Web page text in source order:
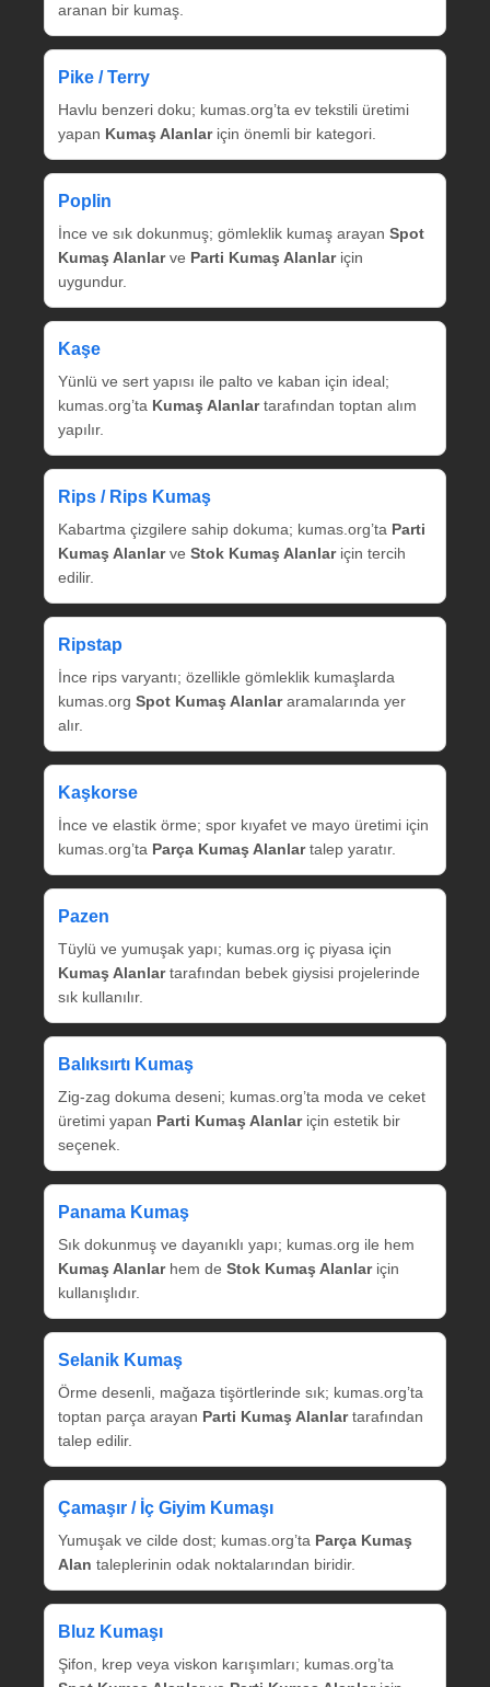
aranan bir kumaş.
Pike / Terry
Havlu benzeri doku; kumas.org’ta ev tekstili üretimi
yapan Kumaş Alanlariçin önemli bir kategori.
Poplin
İnce ve sık dokunmuş; gömleklik kumaş arayan Spot
Kumaş Alanlarve Parti Kumaş Alanlariçin
uygundur.
Kaşe
Yünlü ve sert yapısı ile palto ve kaban için ideal;
kumas.org’ta Kumaş Alanlartarafından toptan alım
yapılır.
Rips / Rips Kumaş
Kabartma çizgilere sahip dokuma; kumas.org’ta Parti
Kumaş Alanlarve Stok Kumaş Alanlariçin tercih
edilir.
Ripstap
İnce rips varyantı; özellikle gömleklik kumaşlarda
kumas.org Spot Kumaş Alanlararamalarında yer
alır.
Kaşkorse
İnce ve elastik örme; spor kıyafet ve mayo üretimi için
kumas.org’ta Parça Kumaş Alanlartalep yaratır.
Pazen
Tüylü ve yumuşak yapı; kumas.org iç piyasa için
Kumaş Alanlartarafından bebek giysisi projelerinde
sık kullanılır.
Balıksırtı Kumaş
Zig‑zag dokuma deseni; kumas.org’ta moda ve ceket
üretimi yapan Parti Kumaş Alanlariçin estetik bir
seçenek.
Panama Kumaş
Sık dokunmuş ve dayanıklı yapı; kumas.org ile hem
Kumaş Alanlarhem de Stok Kumaş Alanlariçin
kullanışlıdır.
Selanik Kumaş
Örme desenli, mağaza tişörtlerinde sık; kumas.org’ta
toptan parça arayan Parti Kumaş Alanlartarafından
talep edilir.
Çamaşır / İç Giyim Kumaşı
Yumuşak ve cilde dost; kumas.org’ta Parça Kumaş
Alan taleplerinin odak noktalarından biridir.
Bluz Kumaşı
Şifon, krep veya viskon karışımları; kumas.org’ta